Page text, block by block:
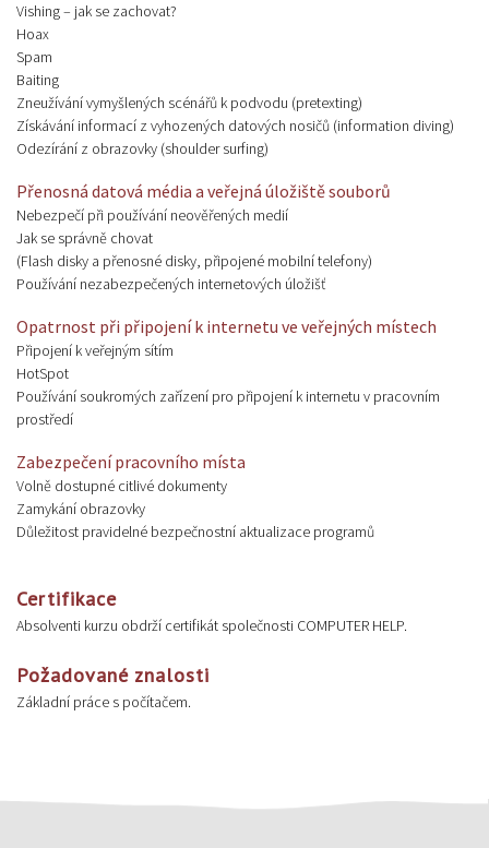
Vishing – jak se zachovat?
Hoax
Spam
Baiting
Zneužívání vymyšlených scénářů k podvodu (pretexting)
Získávání informací z vyhozených datových nosičů (information diving)
Odezírání z obrazovky (shoulder surfing)
Přenosná datová média a veřejná úložiště souborů
Nebezpečí při používání neověřených medií
Jak se správně chovat
(Flash disky a přenosné disky, připojené mobilní telefony)
Používání nezabezpečených internetových úložišť
Opatrnost při připojení k internetu ve veřejných místech
Připojení k veřejným sítím
HotSpot
Používání soukromých zařízení pro připojení k internetu v pracovním
prostředí
Zabezpečení pracovního místa
Volně dostupné citlivé dokumenty
Zamykání obrazovky
Důležitost pravidelné bezpečnostní aktualizace programů
Certifikace
Absolventi kurzu obdrží certifikát společnosti COMPUTER HELP.
Požadované znalosti
Základní práce s počítačem.